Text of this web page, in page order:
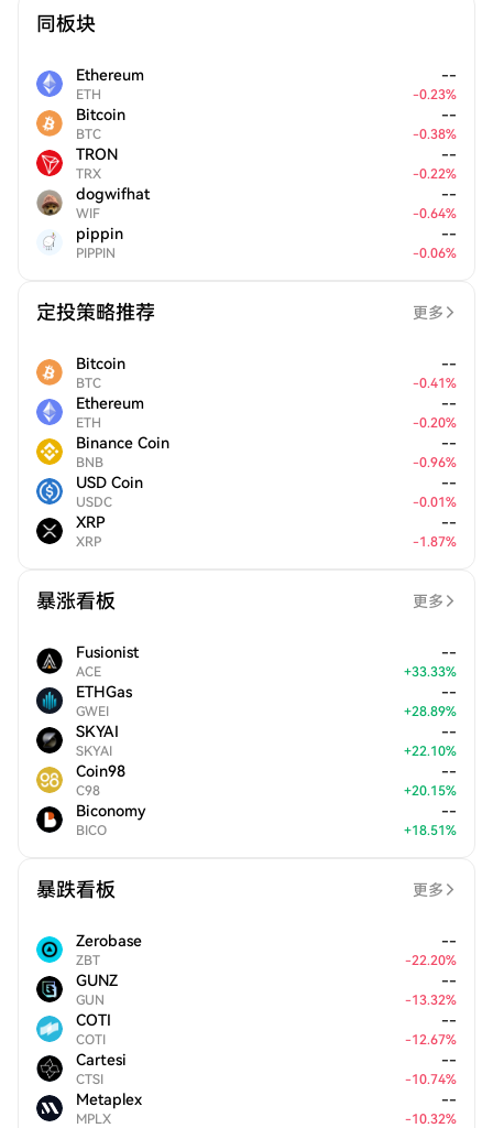
同板块
Ethereum
ETH
--
-0.23%
Bitcoin
BTC
--
-0.38%
TRON
TRX
--
-0.22%
dogwifhat
WIF
--
-0.64%
pippin
PIPPIN
--
-0.06%
定投策略推荐 更多
Bitcoin
BTC
--
-0.41%
Ethereum
ETH
--
-0.20%
Binance Coin
BNB
--
-0.96%
USD Coin
USDC
--
-0.01%
XRP
XRP
--
-1.87%
暴涨看板 更多
Fusionist
ACE
--
+33.33%
ETHGas
GWEI
--
+28.89%
SKYAI
SKYAI
--
+22.10%
Coin98
C98
--
+20.15%
Biconomy
BICO
--
+18.51%
暴跌看板 更多
Zerobase
ZBT
--
-22.20%
GUNZ
GUN
--
-13.32%
COTI
COTI
--
-12.67%
Cartesi
CTSI
--
-10.74%
Metaplex
MPLX
--
-10.32%